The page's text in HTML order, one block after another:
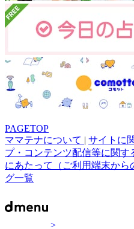
PAGETOP
ママテナについて | サイトに
プ・コンテンツ配信等に関す
にあたって（ご利用端末から
グ一覧
>